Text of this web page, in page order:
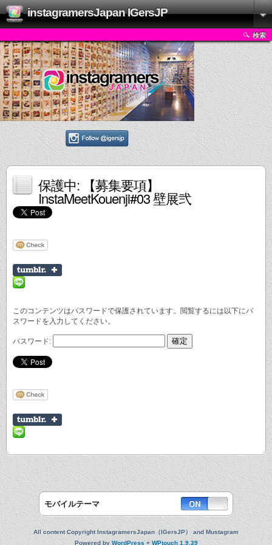
instagramersJapan IGersJP
検索
保護中: 【募集要項】
InstaMeetKouenji#03 壁展弐
このコンテンツはパスワードで保護されています。閲覧するには以下にパ
スワードを入力してください。
パスワード:
モバイルテーマ
All content Copyright InstagramersJapan（IGersJP） and Mustagram
Powered byWordPress+ WPtouch 1.9.39